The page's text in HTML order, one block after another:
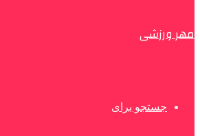
مهر ورزشی
جستجو برای